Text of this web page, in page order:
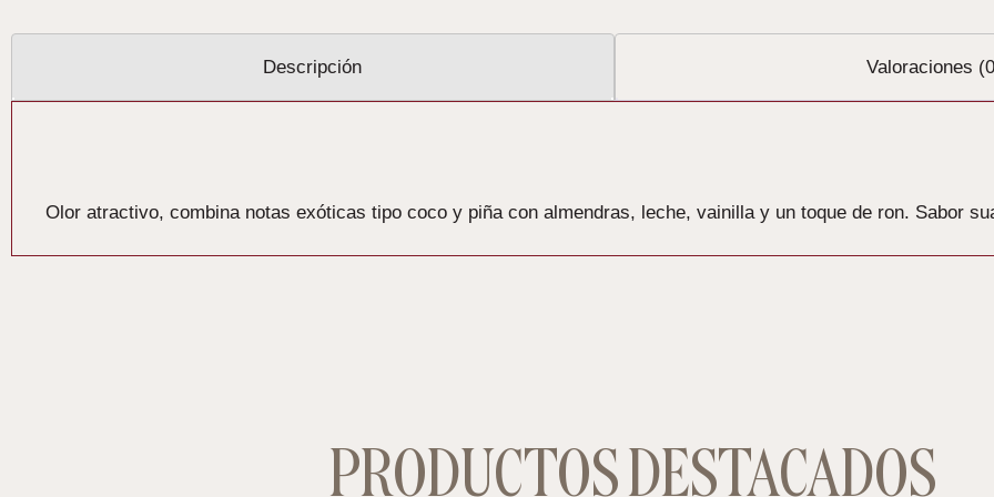
Descripción Valoraciones
Olor atractivo, combina notas exóticas tipo coco y piña con almendras, leche, vainilla y un toque de ron. Sabor
PRODUCTOS DESTACADOS